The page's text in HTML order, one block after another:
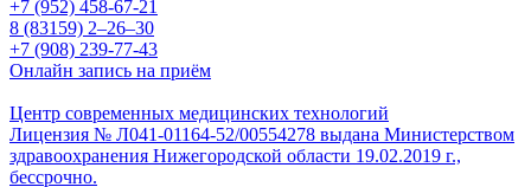
+7 (952) 458-67-21
8 (83159) 2–26–30
+7 (908) 239-77-43
Онлайн запись на приём
Центр современных медицинских технологий
Лицензия № Л041-01164-52/00554278 выдана Министерством
здравоохранения Нижегородской области 19.02.2019 г.,
бессрочно.